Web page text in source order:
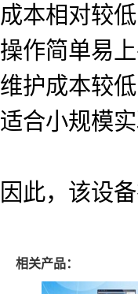
成本相对较低
操作简单易
维护成本较低
适合小规模
因此，该设
相关产品：